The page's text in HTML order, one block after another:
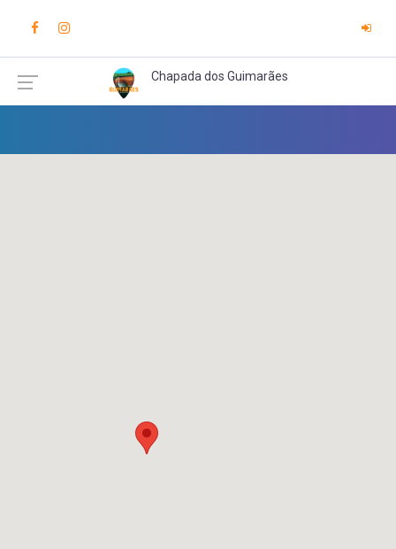
Chapada dos Guimarães